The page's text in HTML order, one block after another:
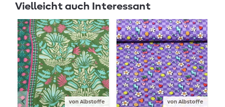
Vielleicht auch Interessant
von Albstoffe von Albstoffe